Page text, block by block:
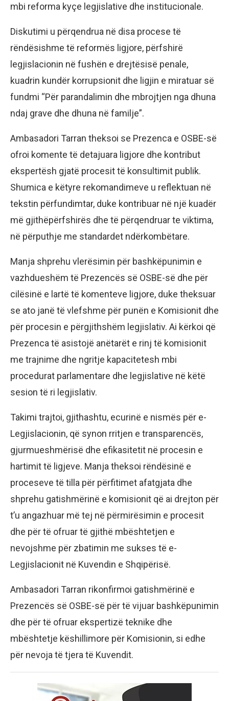
mbi reforma kyçe legjislative dhe institucionale.
Diskutimi u përqendrua në disa procese të
rëndësishme të reformës ligjore, përfshirë
legjislacionin në fushën e drejtësisë penale,
kuadrin kundër korrupsionit dhe ligjin e miratuar së
fundmi “Për parandalimin dhe mbrojtjen nga dhuna
ndaj grave dhe dhuna në familje”.
Ambasadori Tarran theksoi se Prezenca e OSBE-së
ofroi komente të detajuara ligjore dhe kontribut
ekspertësh gjatë procesit të konsultimit publik.
Shumica e këtyre rekomandimeve u reflektuan në
tekstin përfundimtar, duke kontribuar në një kuadër
më gjithëpërfshirës dhe të përqendruar te viktima,
në përputhje me standardet ndërkombëtare.
Manja shprehu vlerësimin për bashkëpunimin e
vazhdueshëm të Prezencës së OSBE-së dhe për
cilësinë e lartë të komenteve ligjore, duke theksuar
se ato janë të vlefshme për punën e Komisionit dhe
për procesin e përgjithshëm legjislativ. Ai kërkoi që
Prezenca të asistojë anëtarët e rinj të komisionit
me trajnime dhe ngritje kapacitetesh mbi
procedurat parlamentare dhe legjislative në këtë
sesion të ri legjislativ.
Takimi trajtoi, gjithashtu, ecurinë e nismës për e-
Legjislacionin, që synon rritjen e transparencës,
gjurmueshmërisë dhe efikasitetit në procesin e
hartimit të ligjeve. Manja theksoi rëndësinë e
proceseve të tilla për përfitimet afatgjata dhe
shprehu gatishmërinë e komisionit që ai drejton për
t’u angazhuar më tej në përmirësimin e procesit
dhe për të ofruar të gjithë mbështetjen e
nevojshme për zbatimin me sukses të e-
Legjislacionit në Kuvendin e Shqipërisë.
Ambasadori Tarran rikonfirmoi gatishmërinë e
Prezencës së OSBE-së për të vijuar bashkëpunimin
dhe për të ofruar ekspertizë teknike dhe
mbështetje këshillimore për Komisionin, si edhe
për nevoja të tjera të Kuvendit.